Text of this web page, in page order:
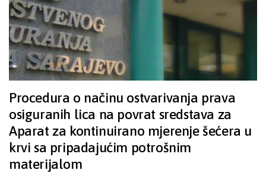
Procedura o načinu ostvarivanja prava
osiguranih lica na povrat sredstava za
Aparat za kontinuirano mjerenje šećera u
krvi sa pripadajućim potrošnim
materijalom